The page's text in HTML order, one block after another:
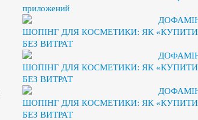
приложений
ШОПІНГ ДЛЯ КОСМЕТИКИ: ЯК
БЕЗ ВИТРАТ
ШОПІНГ ДЛЯ КОСМЕТИКИ: ЯК
БЕЗ ВИТРАТ
ШОПІНГ ДЛЯ КОСМЕТИКИ: ЯК
БЕЗ ВИТРАТ